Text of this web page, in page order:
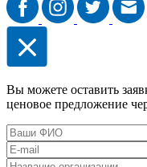
Вы можете оставить
ценовое предложение